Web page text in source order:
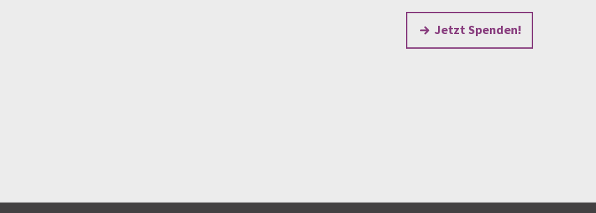
Jetzt Spenden!